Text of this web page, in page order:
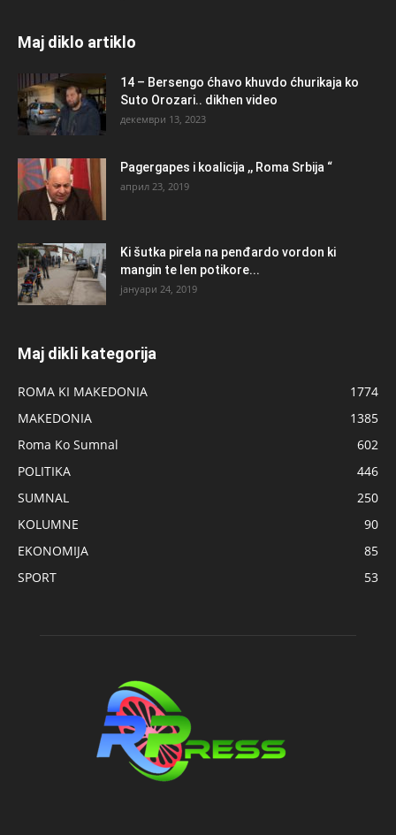
Maj diklo artiklo
14 – Bersengo ćhavo khuvdo ćhurikaja ko
Suto Orozari.. dikhen video
декември 13, 2023
Pagergapes i koalicija ,, Roma Srbija “
април 23, 2019
Ki šutka pirela na penđardo vordon ki
mangin te len potikore...
јануари 24, 2019
Maj dikli kategorija
ROMA KI MAKEDONIA
1774
MAKEDONIA
1385
Roma Ko Sumnal
602
POLITIKA
446
SUMNAL
250
KOLUMNE
90
EKONOMIJA
85
SPORT
53